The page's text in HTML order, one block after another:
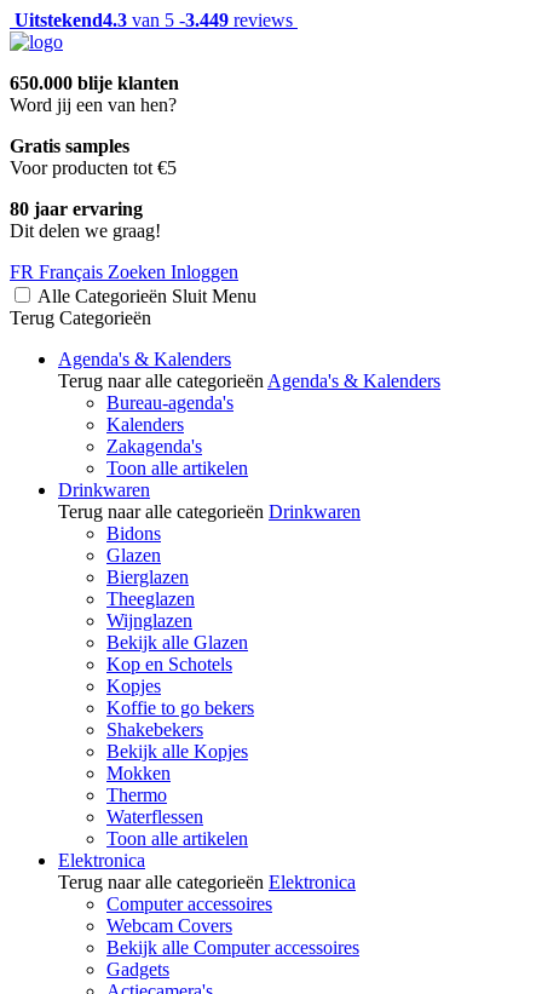
Uitstekend4.3 van 5 -3.449 reviews
650.000 blije klanten
Word jij een van hen?
Gratis samples
Voor producten tot €5
80 jaar ervaring
Dit delen we graag!
FR Français Zoeken Inloggen
Alle Categorieën Sluit Menu
Terug Categorieën
Agenda's & Kalenders
Terug naar alle categorieën Agenda's & Kalenders
Bureau-agenda's
Kalenders
Zakagenda's
Toon alle artikelen
Drinkwaren
Terug naar alle categorieën Drinkwaren
Bidons
Glazen
Bierglazen
Theeglazen
Wijnglazen
Bekijk alle Glazen
Kop en Schotels
Kopjes
Koffie to go bekers
Shakebekers
Bekijk alle Kopjes
Mokken
Thermo
Waterflessen
Toon alle artikelen
Elektronica
Terug naar alle categorieën Elektronica
Computer accessoires
Webcam Covers
Bekijk alle Computer accessoires
Gadgets